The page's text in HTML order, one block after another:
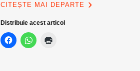
CITEȘTE MAI DEPARTE
Distribuie acest articol